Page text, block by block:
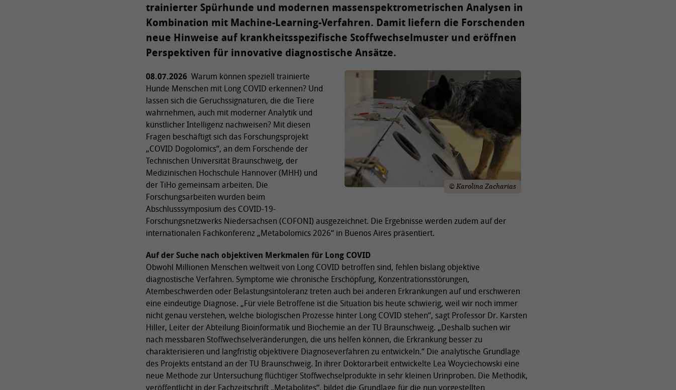
trainierter Spürhunde und modernen massenspektrometrischen Analysen in
Kombination mit Machine-Learning-Verfahren. Damit liefern die Forschenden
neue Hinweise auf krankheitsspezifische Stoffwechselmuster und eröffnen
Perspektiven für innovative diagnostische Ansätze.
© Karolina Zacharias
08.07.2026 Warum können speziell trainierte
Hunde Menschen mit Long COVID erkennen? Und
lassen sich die Geruchssignaturen, die die Tiere
wahrnehmen, auch mit moderner Analytik und
künstlicher Intelligenz nachweisen? Mit diesen
Fragen beschäftigt sich das Forschungsprojekt
„COVID Dogolomics“, an dem Forschende der
Technischen Universität Braunschweig, der
Medizinischen Hochschule Hannover (MHH) und
der TiHo gemeinsam arbeiten. Die
Forschungsarbeiten wurden beim
Abschlusssymposium des COVID-19-
Forschungsnetzwerks Niedersachsen (COFONI) ausgezeichnet. Die Ergebnisse werden zudem auf der
internationalen Fachkonferenz „Metabolomics 2026“ in Buenos Aires präsentiert.
Auf der Suche nach objektiven Merkmalen für Long COVID
Obwohl Millionen Menschen weltweit von Long COVID betroffen sind, fehlen bislang objektive
diagnostische Verfahren. Symptome wie chronische Erschöpfung, Konzentrationsstörungen,
Atembeschwerden oder Belastungsintoleranz treten auch bei anderen Erkrankungen auf und erschweren
eine eindeutige Diagnose. „Für viele Betroffene ist die Situation bis heute schwierig, weil wir noch immer
nicht genau verstehen, welche biologischen Prozesse hinter Long COVID stehen“, sagt Professor Dr. Karsten
Hiller, Leiter der Abteilung Bioinformatik und Biochemie an der TU Braunschweig. „Deshalb suchen wir
nach messbaren Stoffwechselveränderungen, die uns helfen können, die Erkrankung besser zu
charakterisieren und langfristig objektivere Diagnoseverfahren zu entwickeln.“ Die analytische Grundlage
des Projekts entstand an der TU Braunschweig. In ihrer Doktorarbeit entwickelte Lea Woyciechowski eine
neue Methode zur Untersuchung flüchtiger Stoffwechselprodukte in sehr kleinen Urinproben. Die Methodik,
veröffentlicht in der Fachzeitschrift „Metabolites“, bildet die Grundlage für die nun vorgestellten